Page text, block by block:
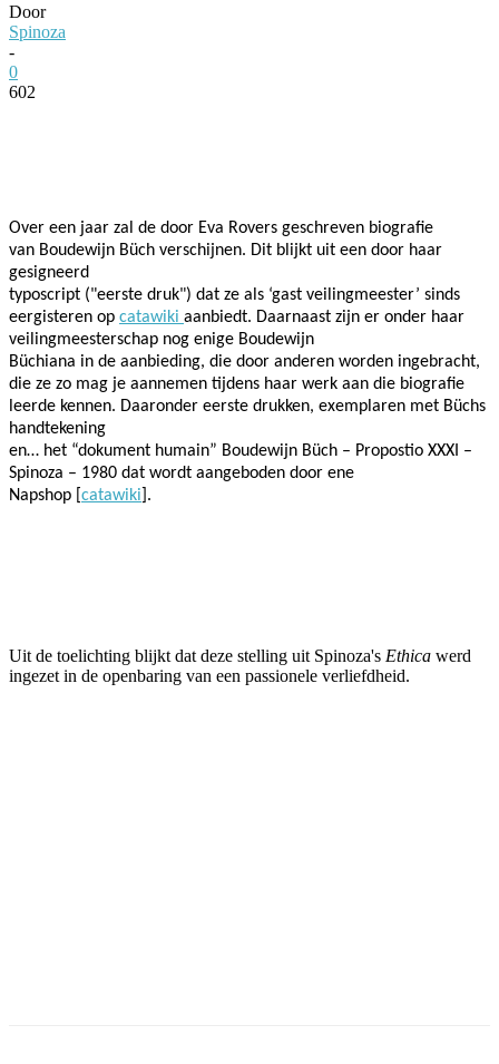
Door
Spinoza
-
0
602
Over een jaar zal de door Eva Rovers geschreven biografie
van Boudewijn Büch verschijnen. Dit blijkt uit een door haar
gesigneerd
typoscript ("eerste druk") dat ze als ‘gast veilingmeester’ sinds
eergisteren op catawiki aanbiedt. Daarnaast zijn er onder haar
veilingmeesterschap nog enige Boudewijn
Büchiana in de aanbieding, die door anderen worden ingebracht,
die ze zo mag je aannemen tijdens haar werk aan die biografie
leerde kennen. Daaronder eerste drukken, exemplaren met Büchs
handtekening
en… het “dokument humain” Boudewijn Büch – Propostio XXXI –
Spinoza – 1980 dat wordt aangeboden door ene
Napshop [ catawiki ].
Uit de toelichting blijkt dat deze stelling uit Spinoza's Ethica werd
ingezet in de openbaring van een passionele verliefdheid.